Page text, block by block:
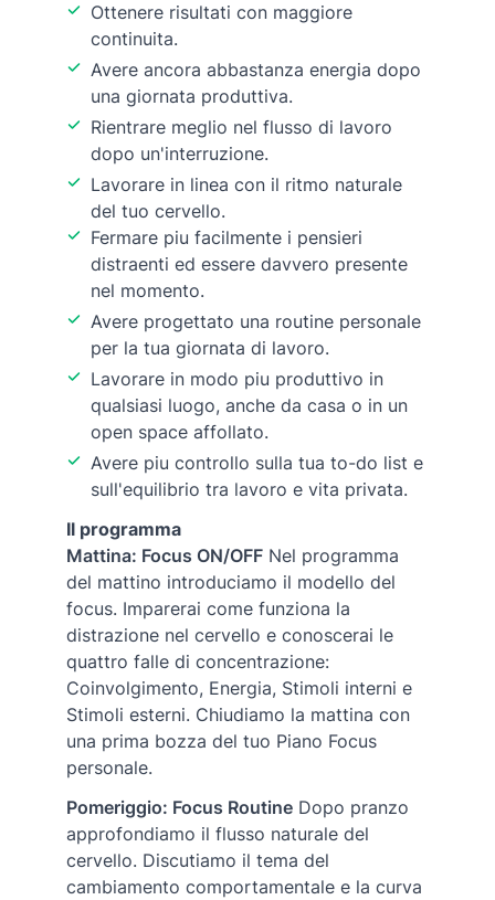
Ottenere risultati con maggiore
continuita.
Avere ancora abbastanza energia dopo
una giornata produttiva.
Rientrare meglio nel flusso di lavoro
dopo un'interruzione.
Lavorare in linea con il ritmo naturale
del tuo cervello.
Fermare piu facilmente i pensieri
distraenti ed essere davvero presente
nel momento.
Avere progettato una routine personale
per la tua giornata di lavoro.
Lavorare in modo piu produttivo in
qualsiasi luogo, anche da casa o in un
open space affollato.
Avere piu controllo sulla tua to-do list e
sull'equilibrio tra lavoro e vita privata.
Il programma
Mattina: Focus ON/OFF Nel programma
del mattino introduciamo il modello del
focus. Imparerai come funziona la
distrazione nel cervello e conoscerai le
quattro falle di concentrazione:
Coinvolgimento, Energia, Stimoli interni e
Stimoli esterni. Chiudiamo la mattina con
una prima bozza del tuo Piano Focus
personale.
Pomeriggio: Focus Routine Dopo pranzo
approfondiamo il flusso naturale del
cervello. Discutiamo il tema del
cambiamento comportamentale e la curva